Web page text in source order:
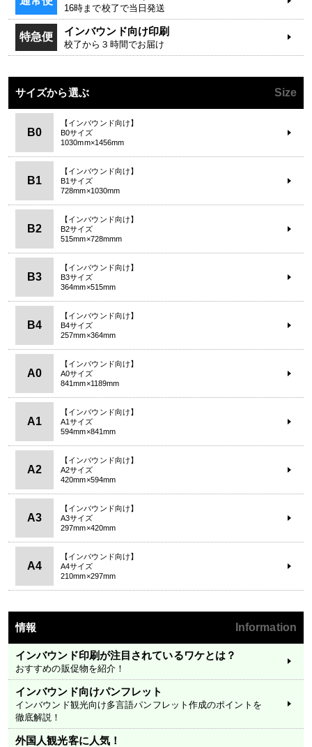
16時まで校了で当日発送
特急便 インバウンド向け印刷
校了から３時間でお届け
サイズから選ぶ Size
B0
【インバウンド向け】
B0サイズ
1030mm×1456mm
B1
【インバウンド向け】
B1サイズ
728mm×1030mm
B2
【インバウンド向け】
B2サイズ
515mm×728mmm
B3
【インバウンド向け】
B3サイズ
364mm×515mm
B4
【インバウンド向け】
B4サイズ
257mm×364mm
A0
【インバウンド向け】
A0サイズ
841mm×1189mm
A1
【インバウンド向け】
A1サイズ
594mm×841mm
A2
【インバウンド向け】
A2サイズ
420mm×594mm
A3
【インバウンド向け】
A3サイズ
297mm×420mm
A4
【インバウンド向け】
A4サイズ
210mm×297mm
情報 Information
インバウンド印刷が注目されているワケとは？
おすすめの販促物を紹介！
インバウンド向けパンフレット
インバウンド観光向け多言語パンフレット作成のポイントを
徹底解説！
外国人観光客に人気！